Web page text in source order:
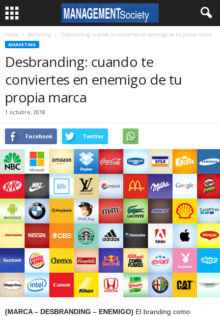
Home Marketing Desbranding: cuando te conviertes en enemigo de tu propia marca
MARKETING
Desbranding: cuando te
conviertes en enemigo de tu
propia marca
1 octubre, 2018
Facebook Twitter
(MARCA – DESBRANDING – ENEMIGO) El branding como